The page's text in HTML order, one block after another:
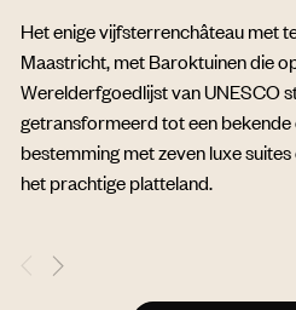
Het enige vijfsterrenchâteau met
Maastricht, met Baroktuinen die
Werelderfgoedlijst van UNESCO
getransformeerd tot een bekende
bestemming met zeven luxe
het prachtige platteland.